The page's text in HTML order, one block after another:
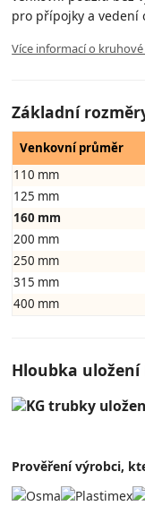
pro přípojky a vedení
Více informací o
Základní
Venkovní průměr
110 mm
125 mm
160 mm
200 mm
250 mm
315 mm
400 mm
Hloubka
Prověření výrobci,